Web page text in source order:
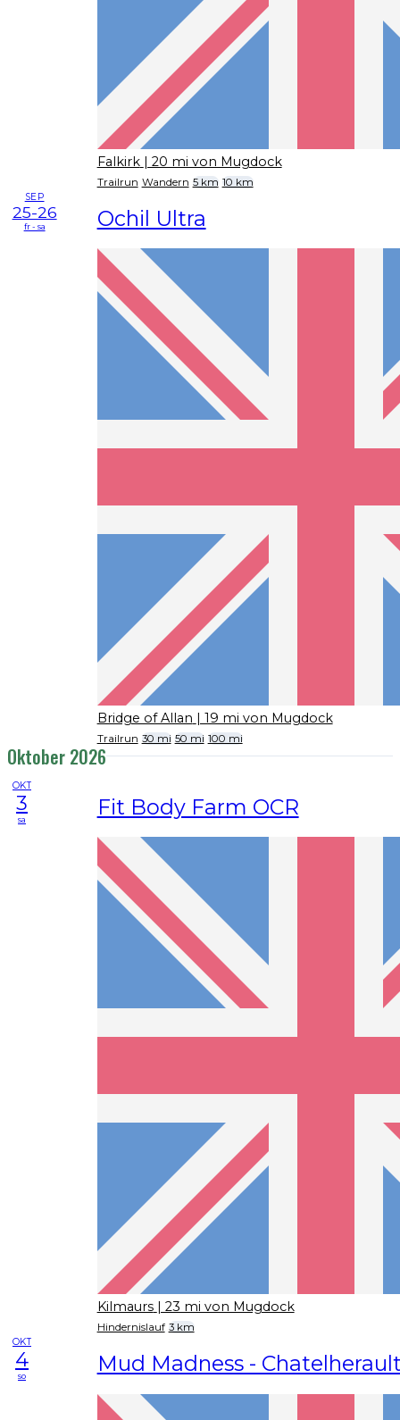
Falkirk | 20 mi von Mugdock
Trailrun Wandern 5 km 10 km
SEP
25-26
fr - sa Ochil Ultra
Bridge of Allan | 19 mi von Mugdock
Trailrun 30 mi 50 mi 100 mi
Oktober 2026
OKT
3
sa Fit Body Farm OCR
Kilmaurs | 23 mi von Mugdock
Hindernislauf 3 km
OKT
4
so Mud Madness -